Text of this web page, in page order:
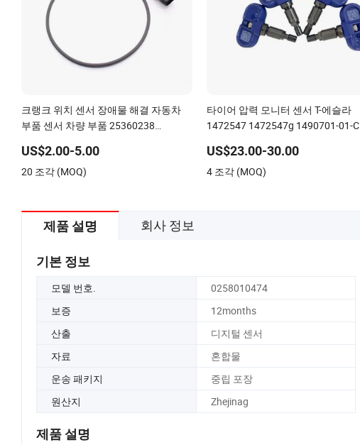
크랭크 위치 센서 장애물 해결 자동차
부품 센서 차량 부품 25360238
US$2.00-5.00
20 조각 (MOQ)
타이어 압력 모니터 센서 T-에슬라
1472547 1472547g 1490701-01-C
US$23.00-30.00
4 조각 (MOQ)
제품 설명 회사 정보
기본 정보
모델 번호. 0258010474
보증
12months
산출
디지털 센서
자료
혼합물
운송 패키지
중립 포장
원산지
Zhejinag
제품 설명